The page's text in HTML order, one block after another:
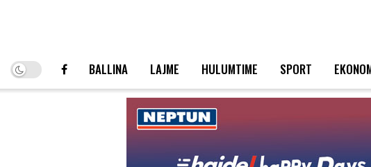
BALLINA LAJME HULUMTIME SPORT